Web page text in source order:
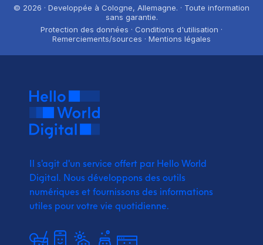
© 2026 · Developpée à Cologne, Allemagne. · Toute information
sans garantie.
Protection des données · Conditions d'utilisation ·
Remerciements/sources · Mentions légales
Il s'agit d'un service offert par Hello World
Digital. Nous développons des outils
numériques et fournissons des informations
utiles pour votre vie quotidienne.